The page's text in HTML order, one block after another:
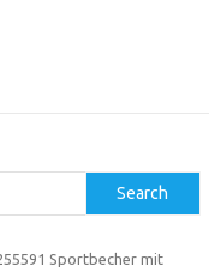
Search
Sportbecher mit